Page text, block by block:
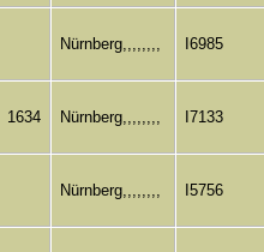
Nürnberg,,,,,,,, I6985
1634 Nürnberg,,,,,,,, I7133
Nürnberg,,,,,,,, I5756